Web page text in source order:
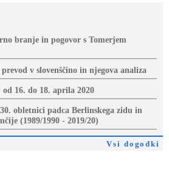
branje in pogovor s Tomerjem
v slovenščino in njegova analiza
16. do 18. aprila 2020
obletnici padca Berlinskega zidu in
(1989/1990 - 2019/20)
Vsi dogodki